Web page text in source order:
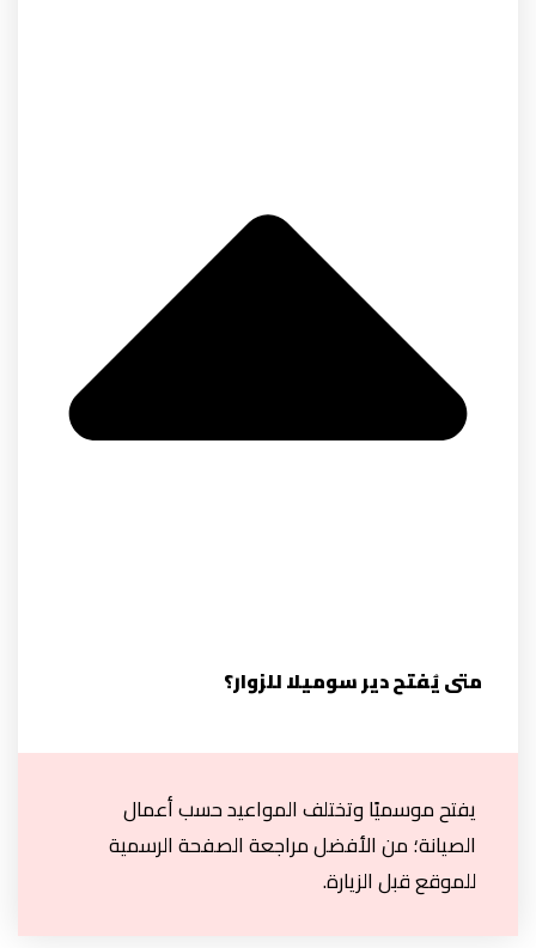
متى يُفتح دير سوميلا للزوار؟
يفتح موسميًا وتختلف المواعيد حسب أعمال
الصيانة؛ من الأفضل مراجعة الصفحة الرسمية
للموقع قبل الزيارة.